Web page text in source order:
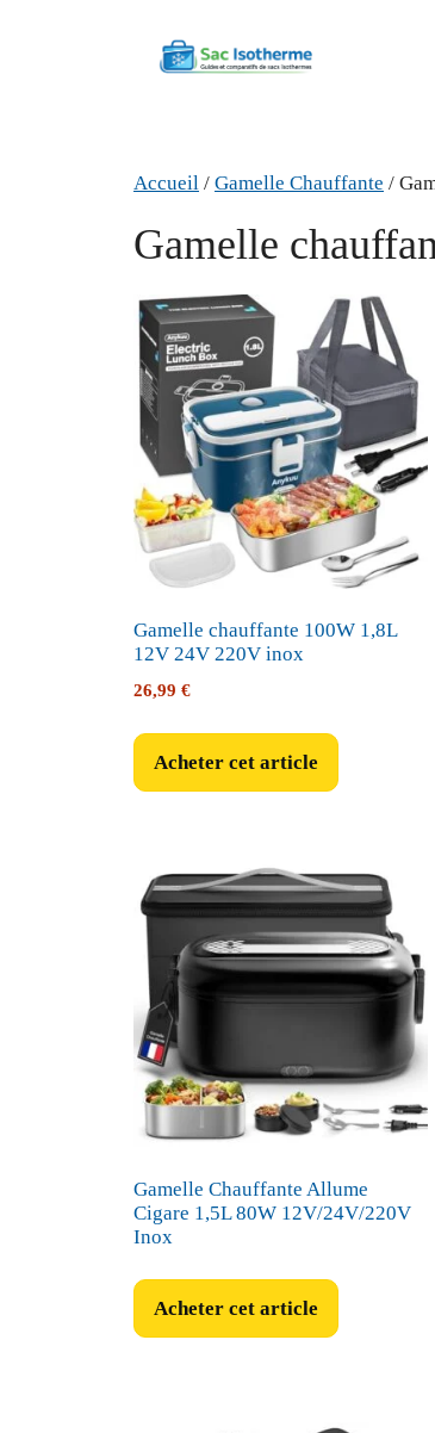
Accueil / Gamelle Chauffante /
Gamelle
Gamelle chauffante 100W 1,8L
12V 24V 220V inox
26,99 €
Acheter cet article
Gamelle Chauffante Allume
Cigare 1,5L 80W 12V/24V/220V
Inox
Acheter cet article